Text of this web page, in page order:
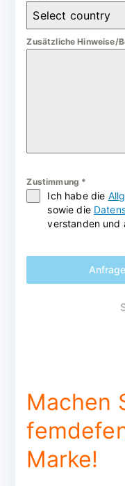
Select country
Zusätzliche Hinweise/
Zustimmung *
Ich habe die
sowie die
verstanden und
Machen
Marke!